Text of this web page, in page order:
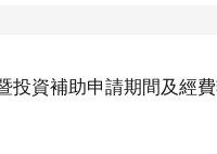
投資補助申請期間及經